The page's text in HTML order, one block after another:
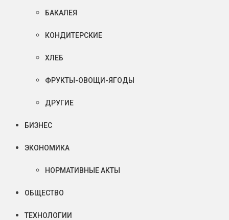
БАКАЛЕЯ
КОНДИТЕРСКИЕ
ХЛЕБ
ФРУКТЫ-ОВОЩИ-ЯГОДЫ
ДРУГИЕ
БИЗНЕС
ЭКОНОМИКА
НОРМАТИВНЫЕ АКТЫ
ОБЩЕСТВО
ТЕХНОЛОГИИ